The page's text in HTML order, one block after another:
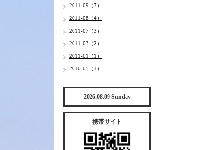
2011-09（7）
2011-08（4）
2011-07（3）
2011-03（2）
2011-01（1）
2010-05（1）
2026.08.09 Sunday
携帯サイト